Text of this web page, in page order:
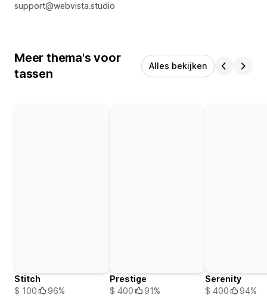
support@webvista.studio
Meer thema's voor
tassen
Alles bekijken
Stitch
$ 100
96%
Prestige
$ 400
91%
Serenity
$ 400
94%